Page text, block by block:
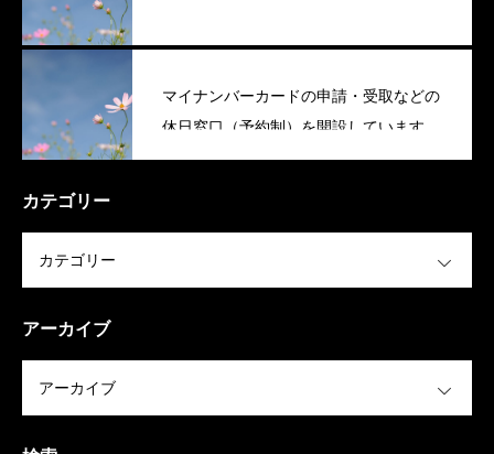
マイナンバーカードの申請・受取などの
休日窓口（予約制）を開設しています
（稲美町）
カテゴリー
アーカイブ